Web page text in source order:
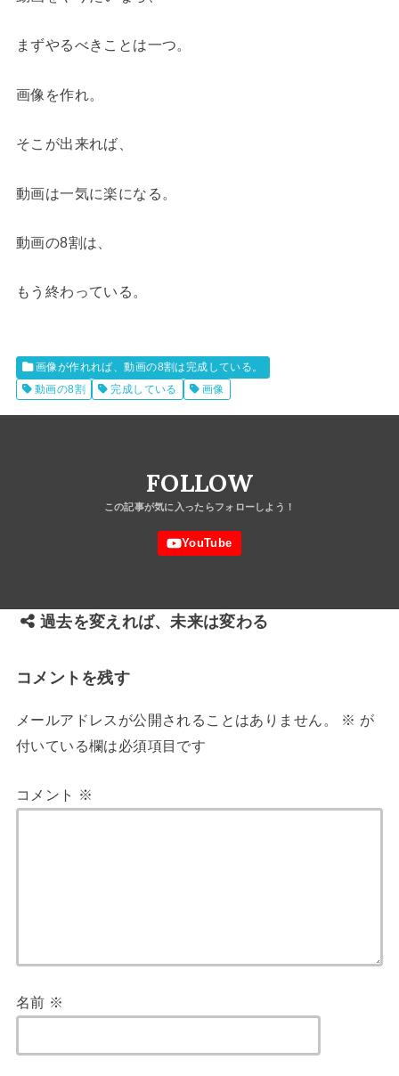
まずやるべきことは一つ。
画像を作れ。
そこが出来れば、
動画は一気に楽になる。
動画の8割は、
もう終わっている。
画像が作れれば、動画の8割は完成している。
動画の8割
完成している 画像
FOLLOW
過去を変えれば、未来は変わる
コメントを残す
メールアドレスが公開されることはありません。 ※ が
付いている欄は必須項目です
コメント ※
名前 ※